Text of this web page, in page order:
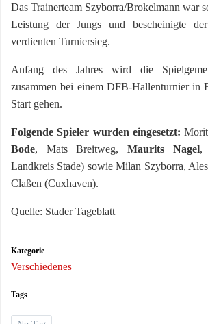
Das Trainerteam Szyborra/Brokelmann war
Leistung der Jungs und bescheinigte
verdienten Turniersieg.
Anfang des Jahres wird die
zusammen bei einem DFB-Hallenturnier in
Start gehen.
Folgende Spieler wurden eingesetzt:
Bode, Mats Breitweg,Maurits Nagel,
Landkreis Stade) sowie Milan Szyborra,
Claßen (Cuxhaven).
Quelle: Stader Tageblatt
Kategorie
Verschiedenes
Tags